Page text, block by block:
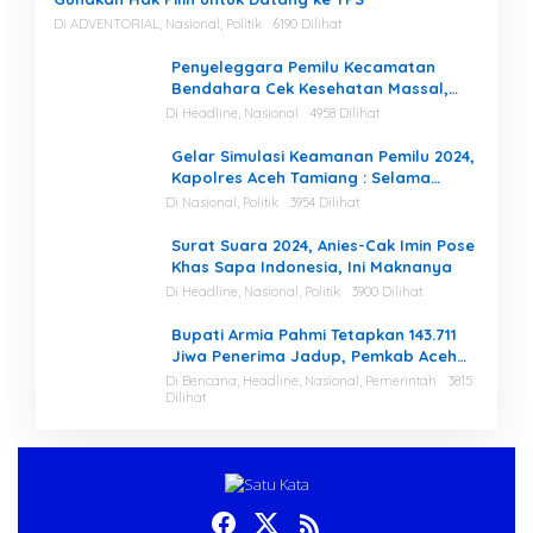
Di ADVENTORIAL, Nasional, Politik 6190 Dilihat
Penyeleggara Pemilu Kecamatan
Bendahara Cek Kesehatan Massal,
Ketua KIP Aceh Tamiang Beri Apresiasi
Di Headline, Nasional 4958 Dilihat
Gelar Simulasi Keamanan Pemilu 2024,
Kapolres Aceh Tamiang : Selama
Proses, Kami Siap dan Mampu
Di Nasional, Politik 3954 Dilihat
Surat Suara 2024, Anies-Cak Imin Pose
Khas Sapa Indonesia, Ini Maknanya
Di Headline, Nasional, Politik 3900 Dilihat
Bupati Armia Pahmi Tetapkan 143.711
Jiwa Penerima Jadup, Pemkab Aceh
Tamiang Percepat Pemulihan
Pascabencana
Di Bencana, Headline, Nasional, Pemerintah
3815
Dilihat